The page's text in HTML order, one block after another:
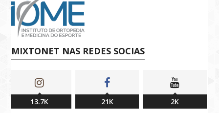
MIXTONET NAS REDES SOCIAS
13.7K 21K 2K